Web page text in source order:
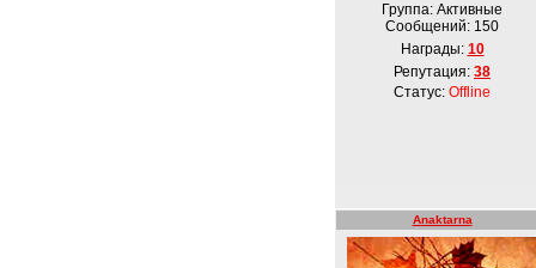
Группа: Активные
Сообщений: 150
Награды: 10
Репутация: 38
Статус: Offline
Anaktarna